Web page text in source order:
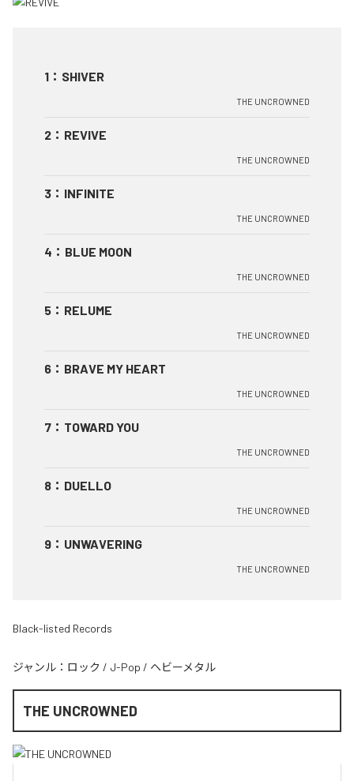
1 ： SHIVER
THE UNCROWNED
2 ： REVIVE
THE UNCROWNED
3 ： INFINITE
THE UNCROWNED
4 ： BLUE MOON
THE UNCROWNED
5 ： RELUME
THE UNCROWNED
6 ： BRAVE MY HEART
THE UNCROWNED
7 ： TOWARD YOU
THE UNCROWNED
8 ： DUELLO
THE UNCROWNED
9 ： UNWAVERING
THE UNCROWNED
Black-listed Records
ジャンル： ロック / J-Pop / ヘビーメタル
THE UNCROWNED